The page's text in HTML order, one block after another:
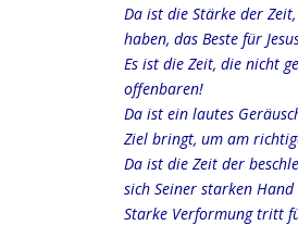
Da ist die Stärke der
haben, das Beste für
Es ist die Zeit, die nicht
offenbaren!
Da ist ein lautes
Ziel bringt, um am
Da ist die Zeit der
sich Seiner starken
Starke Verformung tritt